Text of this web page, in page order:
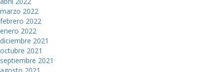
marzo 2022
febrero 2022
enero 2022
diciembre 2021
octubre 2021
septiembre 2021